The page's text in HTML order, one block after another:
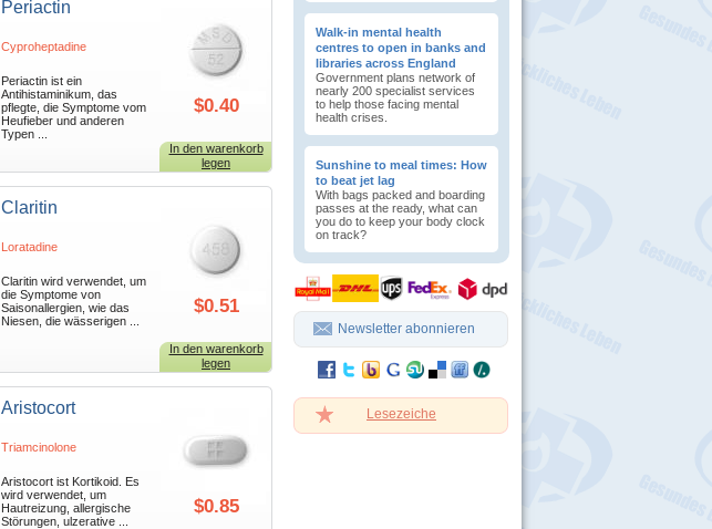
Periactin
Cyproheptadine
Periactin ist ein
Antihistaminikum, das
pflegte, die Symptome vom
Heufieber und anderen
Typen ...
$0.40
In den warenkorb
legen
Claritin
Loratadine
Claritin wird verwendet, um
die Symptome von
Saisonallergien, wie das
Niesen, die wässerigen ...
$0.51
In den warenkorb
legen
Aristocort
Triamcinolone
Aristocort ist Kortikoid. Es
wird verwendet, um
Hautreizung, allergische
Störungen, ulzerative ...
$0.85
Walk-in mental health
centres to open in banks and
libraries across England
Government plans network of
nearly 200 specialist services
to help those facing mental
health crises.
Sunshine to meal times: How
to beat jet lag
With bags packed and boarding
passes at the ready, what can
you do to keep your body clock
on track?
Newsletter abonnieren
Lesezeiche